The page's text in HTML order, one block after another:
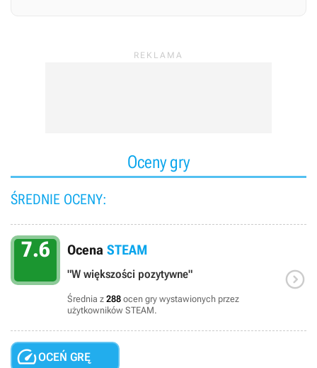
Oceny gry
ŚREDNIE OCENY:
7.6 Ocena STEAM
"W większości pozytywne"
Średnia z 288 ocen gry wystawionych przez
użytkowników STEAM.

OCEŃ GRĘ